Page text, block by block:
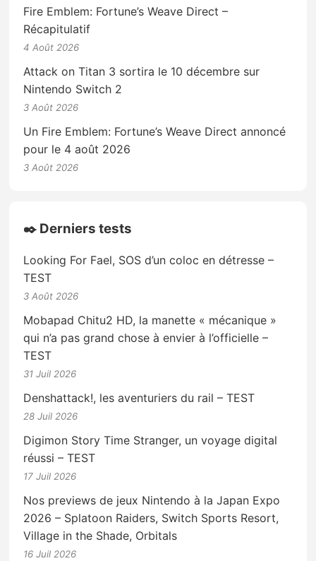
Fire Emblem: Fortune’s Weave Direct –
Récapitulatif
4 Août 2026
Attack on Titan 3 sortira le 10 décembre sur
Nintendo Switch 2
3 Août 2026
Un Fire Emblem: Fortune’s Weave Direct annoncé
pour le 4 août 2026
3 Août 2026
✒️ Derniers tests
Looking For Fael, SOS d’un coloc en détresse –
TEST
3 Août 2026
Mobapad Chitu2 HD, la manette « mécanique »
qui n’a pas grand chose à envier à l’officielle –
TEST
31 Juil 2026
Denshattack!, les aventuriers du rail – TEST
28 Juil 2026
Digimon Story Time Stranger, un voyage digital
réussi – TEST
17 Juil 2026
Nos previews de jeux Nintendo à la Japan Expo
2026 – Splatoon Raiders, Switch Sports Resort,
Village in the Shade, Orbitals
16 Juil 2026